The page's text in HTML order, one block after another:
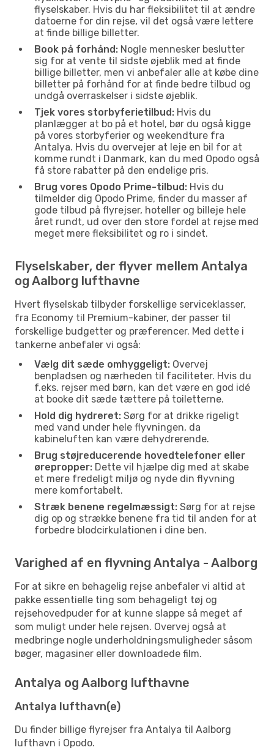
flyselskaber. Hvis du har fleksibilitet til at ændre
datoerne for din rejse, vil det også være lettere
at finde billige billetter.
Book på forhånd: Nogle mennesker beslutter
sig for at vente til sidste øjeblik med at finde
billige billetter, men vi anbefaler alle at købe dine
billetter på forhånd for at finde bedre tilbud og
undgå overraskelser i sidste øjeblik.
Tjek vores storbyferietilbud: Hvis du
planlægger at bo på et hotel, bør du også kigge
på vores storbyferier og weekendture fra
Antalya. Hvis du overvejer at leje en bil for at
komme rundt i Danmark, kan du med Opodo også
få store rabatter på den endelige pris.
Brug vores Opodo Prime-tilbud: Hvis du
tilmelder dig Opodo Prime, finder du masser af
gode tilbud på flyrejser, hoteller og billeje hele
året rundt, ud over den store fordel at rejse med
meget mere fleksibilitet og ro i sindet.
Flyselskaber, der flyver mellem Antalya
og Aalborg lufthavne
Hvert flyselskab tilbyder forskellige serviceklasser,
fra Economy til Premium-kabiner, der passer til
forskellige budgetter og præferencer. Med dette i
tankerne anbefaler vi også:
Vælg dit sæde omhyggeligt: Overvej
benpladsen og nærheden til faciliteter. Hvis du
f.eks. rejser med børn, kan det være en god idé
at booke dit sæde tættere på toiletterne.
Hold dig hydreret: Sørg for at drikke rigeligt
med vand under hele flyvningen, da
kabineluften kan være dehydrerende.
Brug støjreducerende hovedtelefoner eller
ørepropper: Dette vil hjælpe dig med at skabe
et mere fredeligt miljø og nyde din flyvning
mere komfortabelt.
Stræk benene regelmæssigt: Sørg for at rejse
dig op og strække benene fra tid til anden for at
forbedre blodcirkulationen i dine ben.
Varighed af en flyvning Antalya - Aalborg
For at sikre en behagelig rejse anbefaler vi altid at
pakke essentielle ting som behageligt tøj og
rejsehovedpuder for at kunne slappe så meget af
som muligt under hele rejsen. Overvej også at
medbringe nogle underholdningsmuligheder såsom
bøger, magasiner eller downloadede film.
Antalya og Aalborg lufthavne
Antalya lufthavn(e)
Du finder billige flyrejser fra Antalya til Aalborg
lufthavn i Opodo.